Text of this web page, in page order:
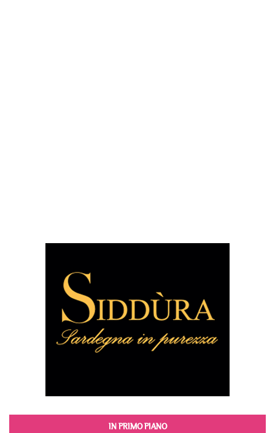
IN PRIMO PIANO